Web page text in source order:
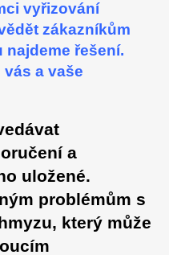
vyřizování
zákazníkům
řešení.
a vaše
a
uložené.
problémům s
který může